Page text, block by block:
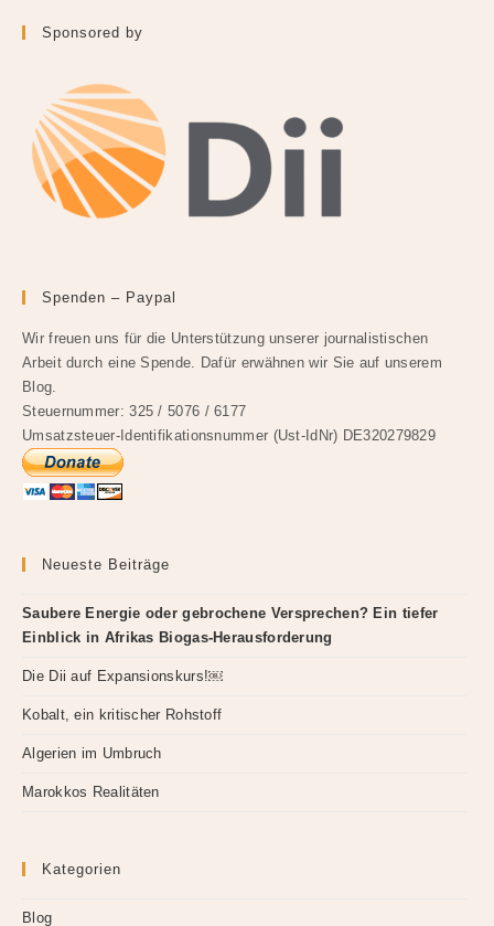
Sponsored by
Spenden – Paypal
Wir freuen uns für die Unterstützung unserer journalistischen
Arbeit durch eine Spende. Dafür erwähnen wir Sie auf unserem
Blog.
Steuernummer: 325 / 5076 / 6177
Umsatzsteuer-Identifikationsnummer (Ust-IdNr) DE320279829
Neueste Beiträge
Saubere Energie oder gebrochene Versprechen? Ein tiefer
Einblick in Afrikas Biogas-Herausforderung
Die Dii auf Expansionskurs!￼
Kobalt, ein kritischer Rohstoff
Algerien im Umbruch
Marokkos Realitäten
Kategorien
Blog